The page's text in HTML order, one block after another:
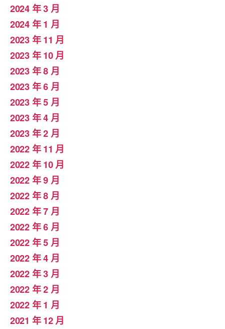
2024 年 3 月
2024 年 1 月
2023 年 11 月
2023 年 10 月
2023 年 8 月
2023 年 6 月
2023 年 5 月
2023 年 4 月
2023 年 2 月
2022 年 11 月
2022 年 10 月
2022 年 9 月
2022 年 8 月
2022 年 7 月
2022 年 6 月
2022 年 5 月
2022 年 4 月
2022 年 3 月
2022 年 2 月
2022 年 1 月
2021 年 12 月